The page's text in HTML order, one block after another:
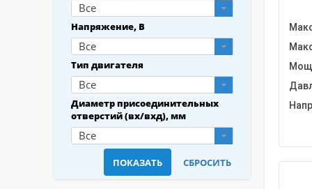
Все
Напряжение, В
Все
Тип двигателя
Все
Диаметр присоединительных
отверстий (вх/вхд), мм
Все